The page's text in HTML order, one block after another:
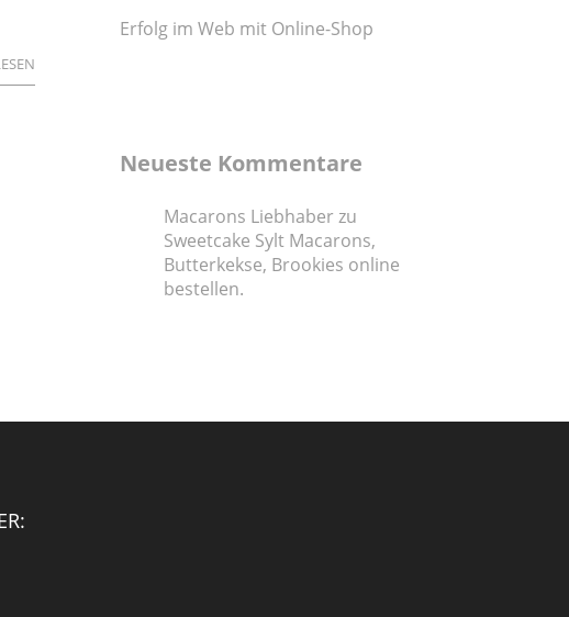
Erfolg im Web mit Online-Shop
Neueste Kommentare
Macarons Liebhaber zu
Sweetcake Sylt Macarons,
Butterkekse, Brookies online
bestellen.